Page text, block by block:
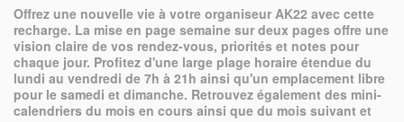
Offrez une nouvelle vie à votre organiseur AK22 avec cette
recharge. La mise en page semaine sur deux pages offre une
vision claire de vos rendez-vous, priorités et notes pour
chaque jour. Profitez d'une large plage horaire étendue du
lundi au vendredi de 7h à 21h ainsi qu'un emplacement libre
pour le samedi et dimanche. Retrouvez également des mini-
calendriers du mois en cours ainsi que du mois suivant et